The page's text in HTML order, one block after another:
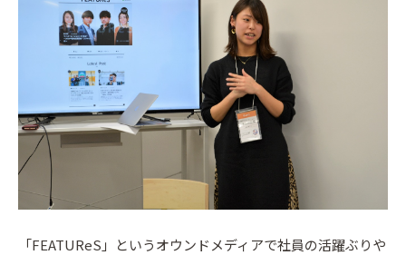
「FEATUReS」というオウンドメディアで社員の活躍ぶりや